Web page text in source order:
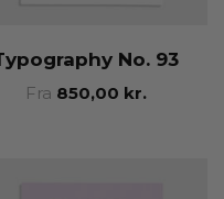
No. 93
Fra 850,00 kr.